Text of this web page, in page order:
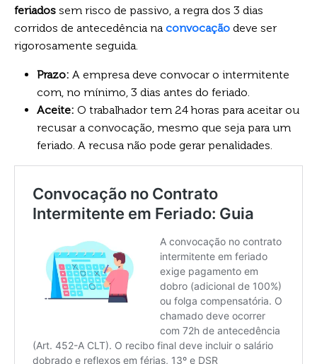
feriados sem risco de passivo, a regra dos 3 dias
corridos de antecedência na convocação deve ser
rigorosamente seguida.
Prazo: A empresa deve convocar o intermitente
com, no mínimo, 3 dias antes do feriado.
Aceite: O trabalhador tem 24 horas para aceitar ou
recusar a convocação, mesmo que seja para um
feriado. A recusa não pode gerar penalidades.